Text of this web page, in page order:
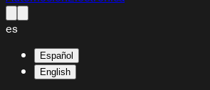
es
Español
English